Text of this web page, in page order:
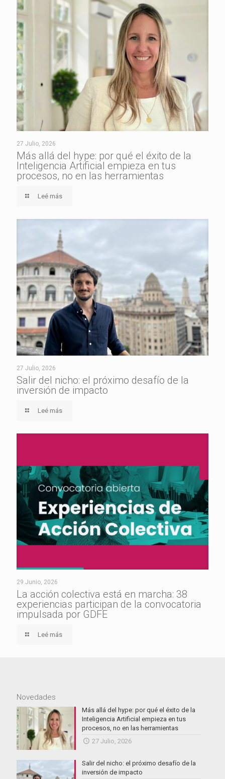
27 Julio, 2026
Más allá del hype: por qué el éxito de la
Inteligencia Artificial empieza en tus
procesos, no en las herramientas
Leé más
27 Julio, 2026
Salir del nicho: el próximo desafío de la
inversión de impacto
Leé más
29 Junio, 2026
La acción colectiva está en marcha: 38
experiencias participan de la convocatoria
impulsada por GDFE
Leé más
Novedades
Más allá del hype: por qué el éxito de la
Inteligencia Artificial empieza en tus
procesos, no en las herramientas
27 Julio, 2026
Salir del nicho: el próximo desafío de la
inversión de impacto